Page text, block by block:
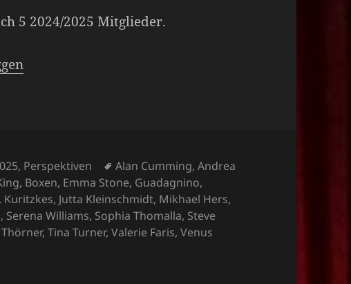
5 2024/2025 Mitglieder.
, Perspektiven Schlagwörter
Alan Cumming,Andrea
, Boxen, Emma Stone, Guadagnino,
Kuritzkes, Jutta Kleinschmidt, Mikhael Hers,
, Serena Williams, Sophia Thomalla, Steve
,Tina Turner,Valerie Faris,Venus